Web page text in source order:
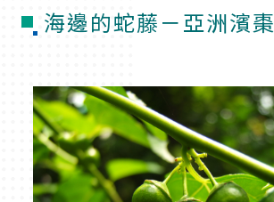
海邊的蛇藤－亞洲濱棗